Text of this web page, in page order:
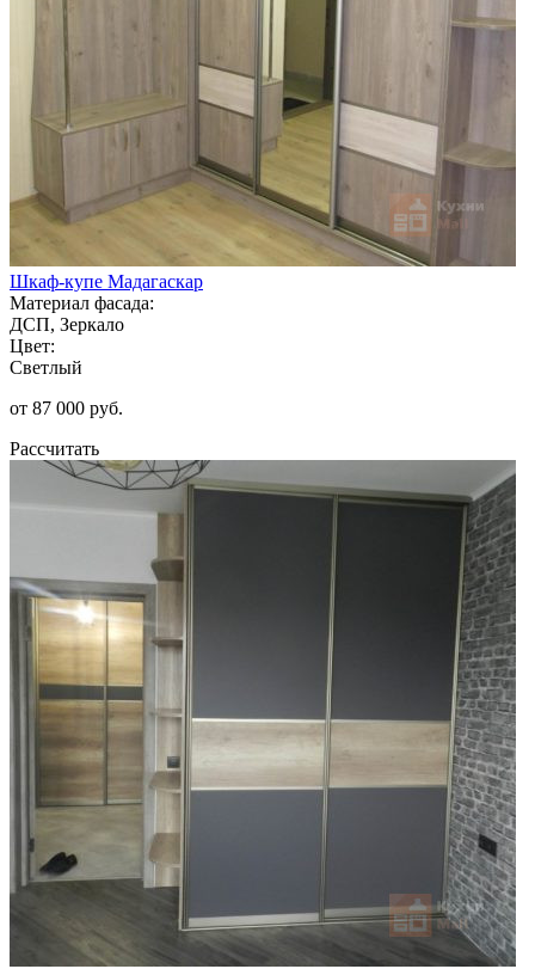
Шкаф-купе Мадагаскар
Материал фасада:
ДСП, Зеркало
Цвет:
Светлый
от 87 000 руб.
Рассчитать